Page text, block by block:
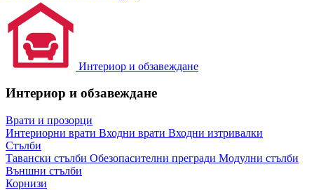
Интериор и обзавеждане
Интериор и обзавеждане
Врати и прозорци
Интериорни врати Входни врати Входни изтривалки
Стълби
Тавански стълби Обезопасителни прегради Модулни стълби
Външни стълби
Корнизи